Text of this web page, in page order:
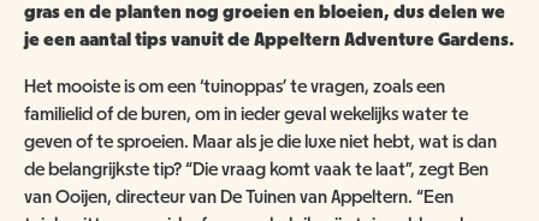
GROEPSBEZOEK
SCHOOLBEZOEK
VRIJWILLIGERS
VACATURES
NATUUR- & MILIEUORGANISATIES
gras en de planten nog groeien en bloeien, dus delen we
je een aantal tips vanuit de Appeltern Adventure Gardens.
Het mooiste is om een ‘tuinoppas’ te vragen, zoals een
familielid of de buren, om in ieder geval wekelijks water te
geven of te sproeien. Maar als je die luxe niet hebt, wat is dan
de belangrijkste tip? “Die vraag komt vaak te laat”, zegt Ben
van Ooijen, directeur van De Tuinen van Appeltern. “Een